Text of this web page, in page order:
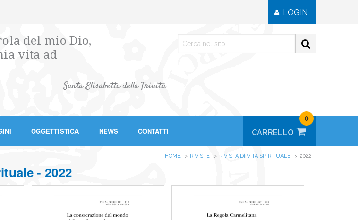
LOGIN
del mio Dio,
vita ad
Santa Elisabetta della Trinità
OGGETTISTICA NEWS CONTATTI
0
HOME RIVISTE RIVISTA DI VITA SPIRITUALE 2022
- 2022